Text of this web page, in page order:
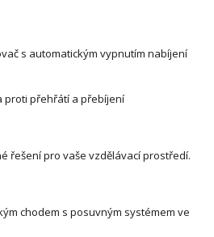
s automatickým vypnutím nabíjení
proti přehřátí a přebíjení
řešení pro vaše vzdělávací prostředí.
chodem s posuvným systémem ve